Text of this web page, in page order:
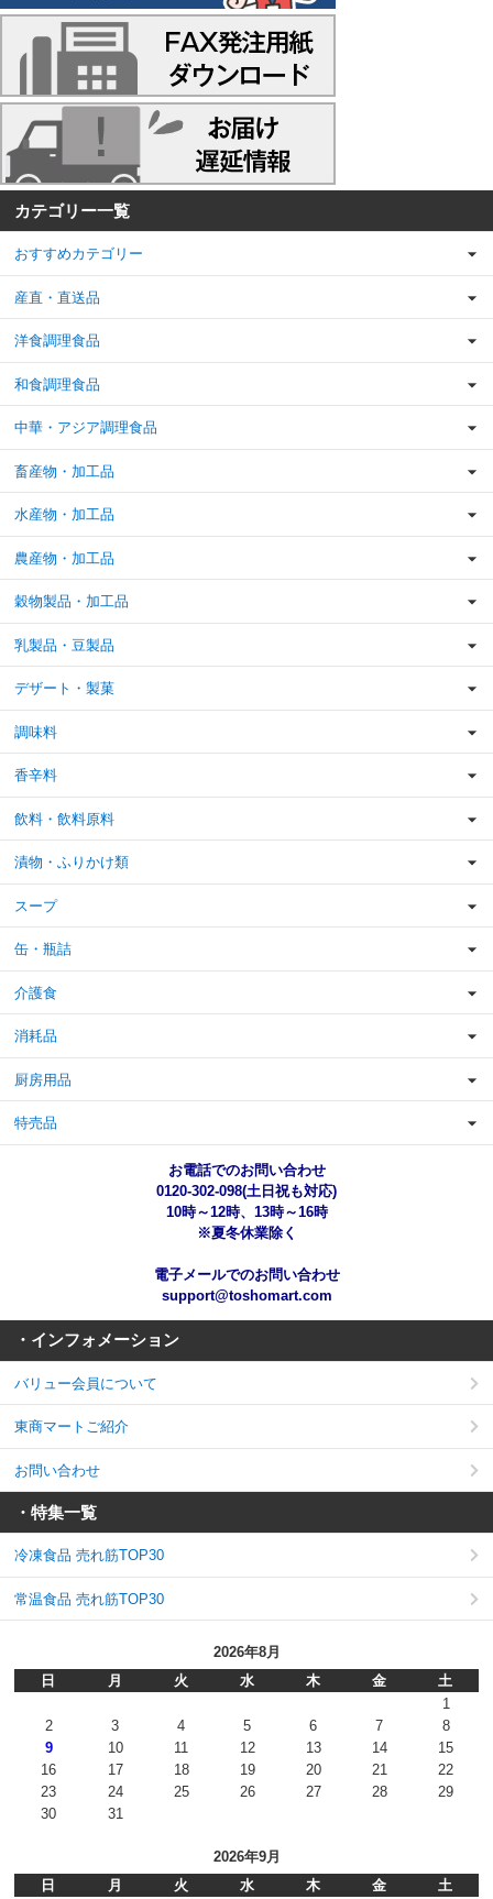
カテゴリー一覧
おすすめカテゴリー
産直・直送品
洋食調理食品
和食調理食品
中華・アジア調理食品
畜産物・加工品
水産物・加工品
農産物・加工品
穀物製品・加工品
乳製品・豆製品
デザート・製菓
調味料
香辛料
飲料・飲料原料
漬物・ふりかけ類
スープ
缶・瓶詰
介護食
消耗品
厨房用品
特売品
お電話でのお問い合わせ
0120-302-098(土日祝も対応)
10時～12時、13時～16時
※夏冬休業除く
電子メールでのお問い合わせ
support@toshomart.com
・インフォメーション
バリュー会員について
東商マートご紹介
お問い合わせ
・特集一覧
冷凍食品 売れ筋TOP30
常温食品 売れ筋TOP30
2026年8月
日
月 火 水 木 金
土
1
2
3 4 5 6 7
8
9
10 11 12 13 14
15
16
17 18 19 20 21
22
23
24 25 26 27 28
29
30
31
2026年9月
日
月 火 水 木 金 土